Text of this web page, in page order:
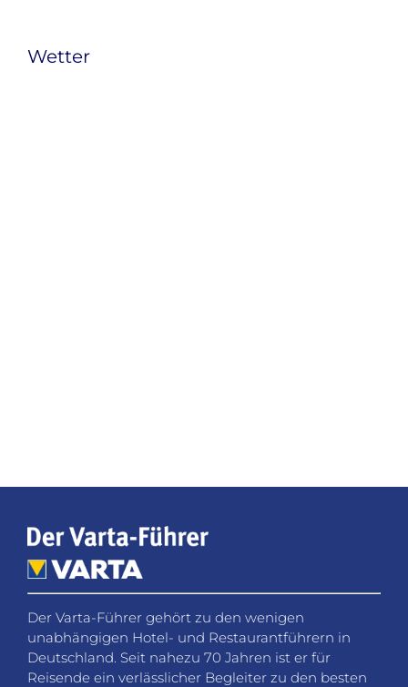
Wetter
Der Varta-Führer gehört zu den wenigen
unabhängigen Hotel- und Restaurantführern in
Deutschland. Seit nahezu 70 Jahren ist er für
Reisende ein verlässlicher Begleiter zu den besten